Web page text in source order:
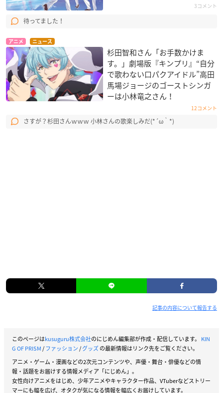
3コメント
待ってました！
アニメ ニュース
杉田智和さん「お手数かけま
す。」劇場版『キンプリ』“自分
で歌わない口パクアイドル”高田
馬場ジョージのゴーストシンガ
ーは小林竜之さん！
12コメント
さすが？杉田さんｗｗｗ 小林さんの歌楽しみだ(*´ω｀*)
記事の内容について報告する
このページはkusuguru株式会社のにじめん編集部が作成・配信しています。 KIN
G OF PRISM/ファッション/グッズの最新情報はリンク先をご覧ください。
アニメ・ゲーム・漫画などの2次元コンテンツや、声優・舞台・俳優などの情
報・話題をお届けする情報メディア「にじめん」。
女性向けアニメをはじめ、少年アニメやキャラクター作品、VTuberなどストリー
マーにも幅を広げ、オタクが気になる情報を幅広くお届けしています。